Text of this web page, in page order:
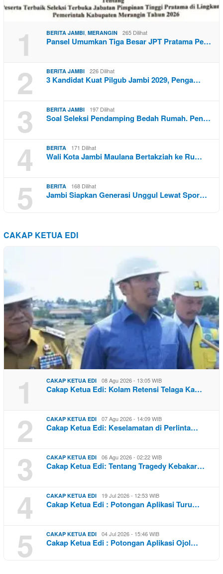
1 BERITA JAMBI MERANGIN 265 Dilihat
Pansel Umumkan Tiga Besar JPT Pratama Pe…
2 BERITA JAMBI 226 Dilihat
3 Kandidat Kuat Pilgub Jambi 2029, Penga…
3 BERITA JAMBI 197 Dilihat
Soal Seleksi Pendamping Bedah Rumah. Pen…
4 BERITA 171 Dilihat
Wali Kota Jambi Maulana Bertakziah ke Ru…
5 BERITA 168 Dilihat
Jambi Siapkan Generasi Unggul Lewat Spor…
CAKAP KETUA EDI
1 CAKAP KETUA EDI 08 Agu 2026 - 13:05 WIB
Cakap Ketua Edi: Kolam Retensi Telaga Ka…
2 CAKAP KETUA EDI 07 Agu 2026 - 14:09 WIB
Cakap Ketua Edi: Keselamatan di Perlinta…
3 CAKAP KETUA EDI 06 Agu 2026 - 02:22 WIB
Cakap Ketua Edi: Tentang Tragedy Kebakar…
4 CAKAP KETUA EDI 19 Jul 2026 - 12:53 WIB
Cakap Ketua Edi : Potongan Aplikasi Turu…
5 CAKAP KETUA EDI 04 Jul 2026 - 15:46 WIB
Cakap Ketua Edi : Potongan Aplikasi Ojol…